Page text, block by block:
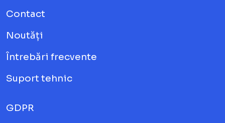
Contact
Noutăți
Întrebări frecvente
Suport tehnic
GDPR